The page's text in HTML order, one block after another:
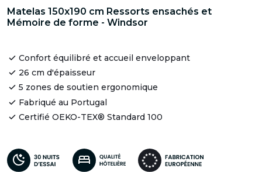
Matelas 150x190 cm Ressorts ensachés et
Mémoire de forme - Windsor
Confort équilibré et accueil enveloppant
26 cm d'épaisseur
5 zones de soutien ergonomique
Fabriqué au Portugal
Certifié OEKO-TEX® Standard 100